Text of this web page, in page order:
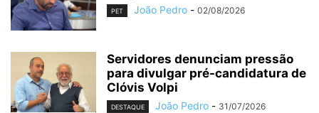
PET João Pedro - 02/08/2026
Servidores denunciam pressão
para divulgar pré-candidatura de
Clóvis Volpi
DESTAQUE João Pedro - 31/07/2026